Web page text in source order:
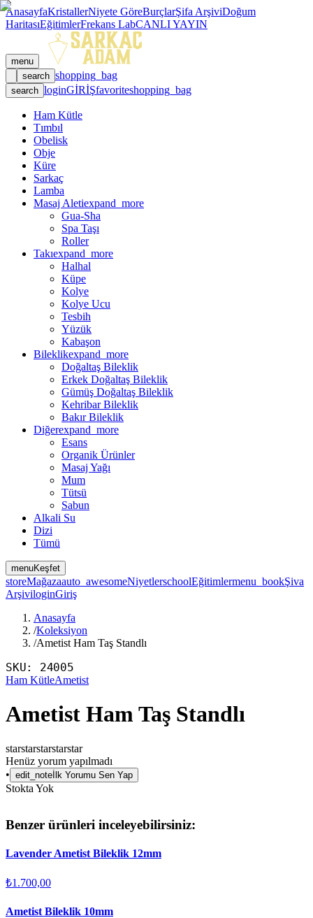
AnasayfaKristallerNiyete GöreBurçlarŞifa ArşiviDoğum
HaritasıEğitimlerFrekans LabCANLI YAYIN
menu
search shopping_bag
search loginGİRİŞfavoriteshopping_bag
Ham Kütle
Tımbıl
Obelisk
Obje
Küre
Sarkaç
Lamba
Masaj Aletiexpand_more
Gua-Sha
Spa Taşı
Roller
Takıexpand_more
Halhal
Küpe
Kolye
Kolye Ucu
Tesbih
Yüzük
Kabaşon
Bileklikexpand_more
Doğaltaş Bileklik
Erkek Doğaltaş Bileklik
Gümüş Doğaltaş Bileklik
Kehribar Bileklik
Bakır Bileklik
Diğerexpand_more
Esans
Organik Ürünler
Masaj Yağı
Mum
Tütsü
Sabun
Alkali Su
Dizi
Tümü
menuKeşfet
storeMağazaauto_awesomeNiyetlerschoolEğitimlermenu_bookŞiva
ArşiviloginGiriş
Anasayfa
/Koleksiyon
/Ametist Ham Taş Standlı
SKU: 24005
Ham KütleAmetist
Ametist Ham Taş Standlı
starstarstarstarstar
Henüz yorum yapılmadı
• edit_note İlk Yorumu Sen Yap
Stokta Yok
Benzer ürünleri inceleyebilirsiniz:
Lavender Ametist Bileklik 12mm
₺1.700,00
Ametist Bileklik 10mm